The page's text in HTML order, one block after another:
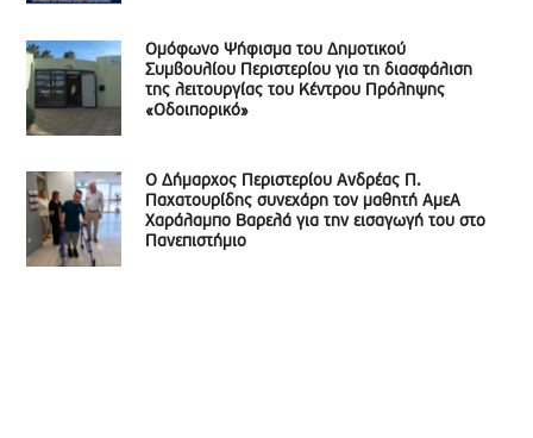
Ομόφωνο Ψήφισμα του Δημοτικού
Συμβουλίου Περιστερίου για τη διασφάλιση
της λειτουργίας του Κέντρου Πρόληψης
«Οδοιπορικό»
Ο Δήμαρχος Περιστερίου Ανδρέας Π.
Παχατουρίδης συνεχάρη τον μαθητή ΑμεΑ
Χαράλαμπο Βαρελά για την εισαγωγή του στο
Πανεπιστήμιο